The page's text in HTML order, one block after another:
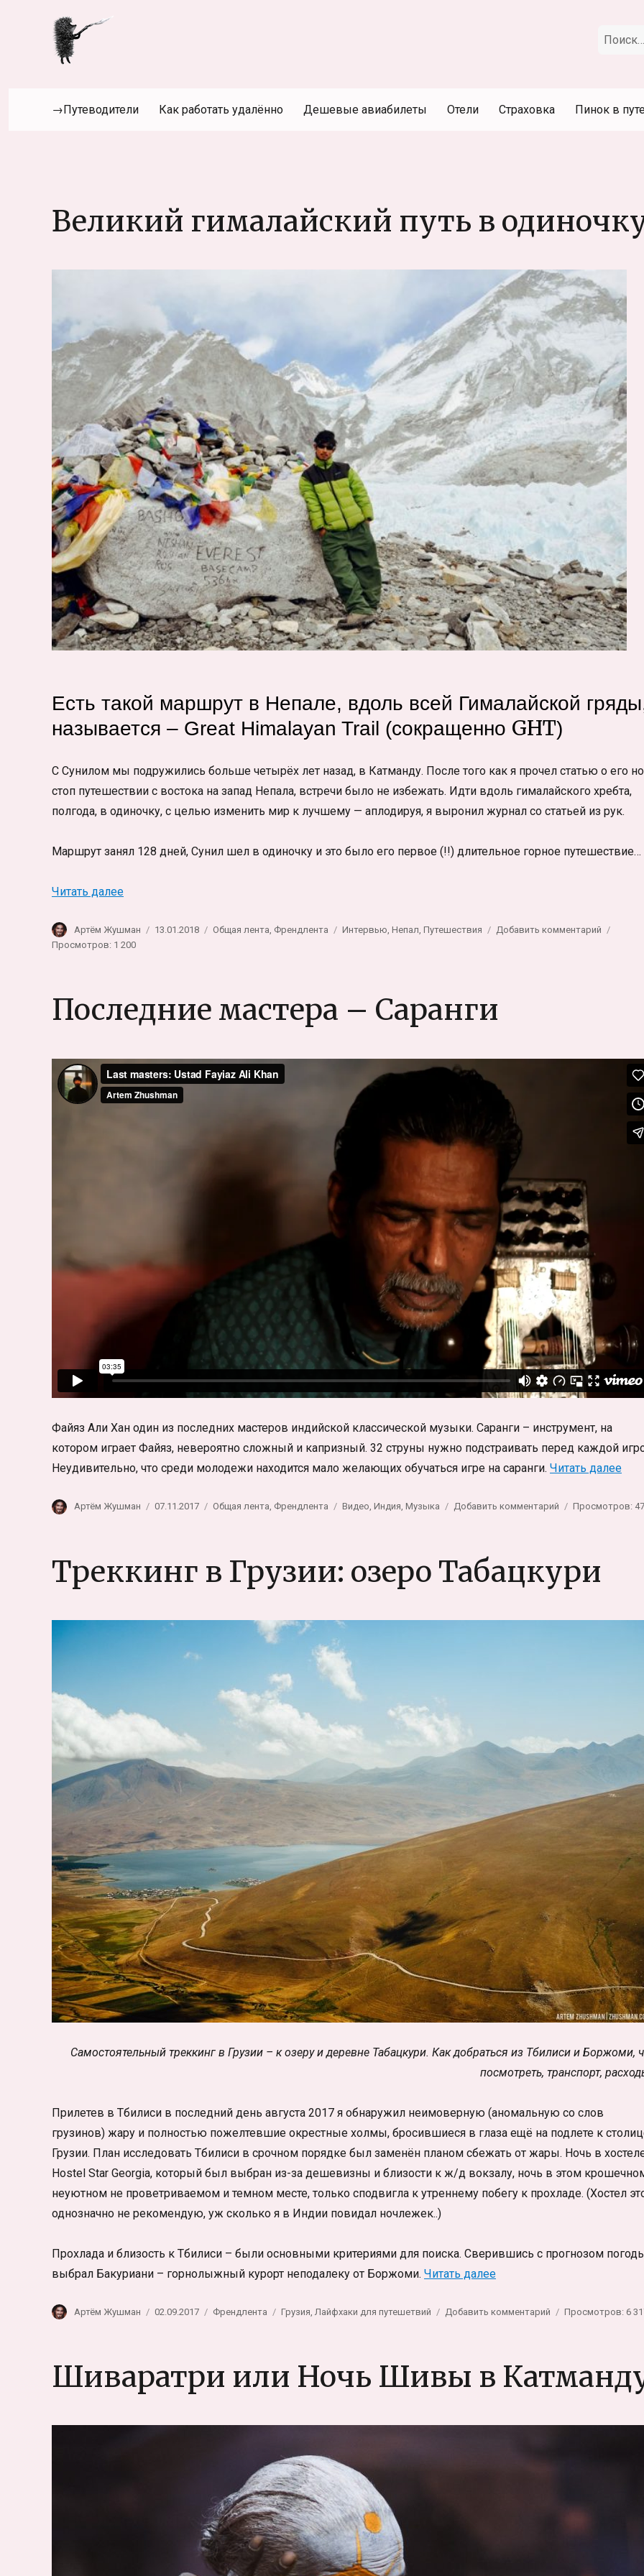
Искать:
→Путеводители Как работать удалённо Дешевые авиабилеты Отели Страховка Пинок в
Великий гималайский путь в
Есть такой маршрут в Непале, вдоль всей Гималайской
называется – Great Himalayan Trail (сокращенно GHT)
С Сунилом мы подружились больше четырёх лет назад, в Катманду. После того как я прочел статью о его
стоп путешествии с востока на запад Непала, встречи было не избежать. Идти вдоль гималайского хребта,
полгода, в одиночку, с целью изменить мир к лучшему — аплодируя, я выронил журнал со статьей из рук.
Маршрут занял 128 дней, Сунил шел в одиночку и это было его первое (!!) длительное горное путешествие…
Читать далее«Великий гималайский путь в одиночку»
Автор
Артём Жушман Опубликовано
13.01.2018 Рубрики
Общая лента, Френдлента Метки
Интервью, Непал, Путешествия Добавить комментарий
Просмотров: 1 200
Последние мастера – Саранги
Файяз Али Хан один из последних мастеров индийской классической музыки. Саранги – инструмент, на
котором играет Файяз, невероятно сложный и капризный. 32 струны нужно подстраивать перед каждой
Неудивительно, что среди молодежи находится мало желающих обучаться игре на саранги. Читать далее
Автор
Артём Жушман Опубликовано
07.11.2017 Рубрики
Общая лента, Френдлента Метки
Видео, Индия, Музыка Добавить комментарий
–
Саранги
Просмотров:
Треккинг в Грузии: озеро Табацкури
Самостоятельный треккинг в Грузии – к озеру и деревне Табацкури. Как добраться из Тбилиси и Боржоми,
посмотреть, транспорт,
Прилетев в Тбилиси в последний день августа 2017 я обнаружил неимоверную (аномальную со слов
грузинов) жару и полностью пожелтевшие окрестные холмы, бросившиеся в глаза ещё на подлете к
Грузии. План исследовать Тбилиси в срочном порядке был заменён планом сбежать от жары. Ночь в
Hostel Star Georgia, который был выбран из-за дешевизны и близости к ж/д вокзалу, ночь в этом
неуютном не проветриваемом и темном месте, только сподвигла к утреннему побегу к прохладе. (Хостел
однозначно не рекомендую, уж сколько я в Индии повидал ночлежек..)
Прохлада и близость к Тбилиси – были основными критериями для поиска. Сверившись с прогнозом
выбрал Бакуриани – горнолыжный курорт неподалеку от Боржоми. Читать далее«Треккинг в Грузии: озеро
Автор
Артём Жушман Опубликовано
02.09.2017 Рубрики
Френдлента Метки
Грузия Лайфхаки для путешетвий Добавить комментарий
Грузии:
озеро
Просмотров: 6
Шиваратри или Ночь Шивы в